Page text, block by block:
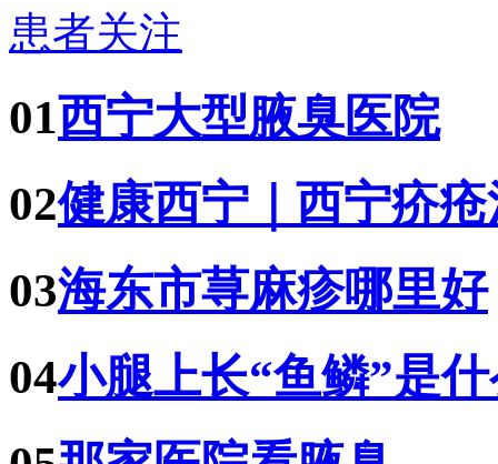
患者关注
01西宁大型腋臭医院
02健康西宁｜西宁疥
03海东市荨麻疹哪里好
04小腿上长“鱼鳞”是